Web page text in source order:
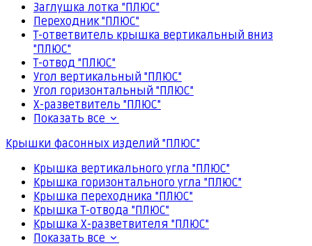
Заглушка лотка "ПЛЮС"
Переходник "ПЛЮС"
Т-ответвитель крышка вертикальный вниз
"ПЛЮС"
Т-отвод "ПЛЮС"
Угол вертикальный "ПЛЮС"
Угол горизонтальный "ПЛЮС"
Х-разветвитель "ПЛЮС"
Показать все
Крышки фасонных изделий "ПЛЮС"
Крышка вертикального угла "ПЛЮС"
Крышка горизонтального угла "ПЛЮС"
Крышка переходника "ПЛЮС"
Крышка Т-отвода "ПЛЮС"
Крышка Х-разветвителя "ПЛЮС"
Показать все